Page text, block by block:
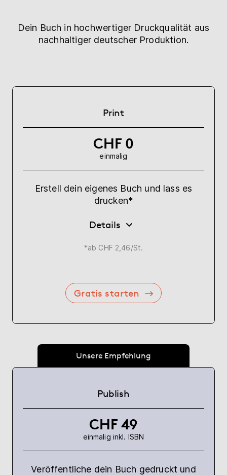
Dein Buch in hochwertiger Druckqualität aus
nachhaltiger deutscher Produktion.
Print
CHF 0
einmalig
Erstell dein eigenes Buch und lass es
drucken*
Details
*ab CHF 2,46/St.
Gratis starten
Unsere Empfehlung
Publish
CHF 49
einmalig inkl. ISBN
Veröffentliche dein Buch gedruckt und